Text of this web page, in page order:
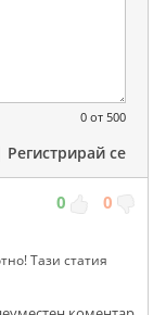
0 от 500
Регистрирай се
0 0
Тази статия